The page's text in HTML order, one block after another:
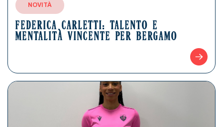
NOVITÀ
FEDERICA CARLETTI: TALENTO E
MENTALITÀ VINCENTE PER BERGAMO